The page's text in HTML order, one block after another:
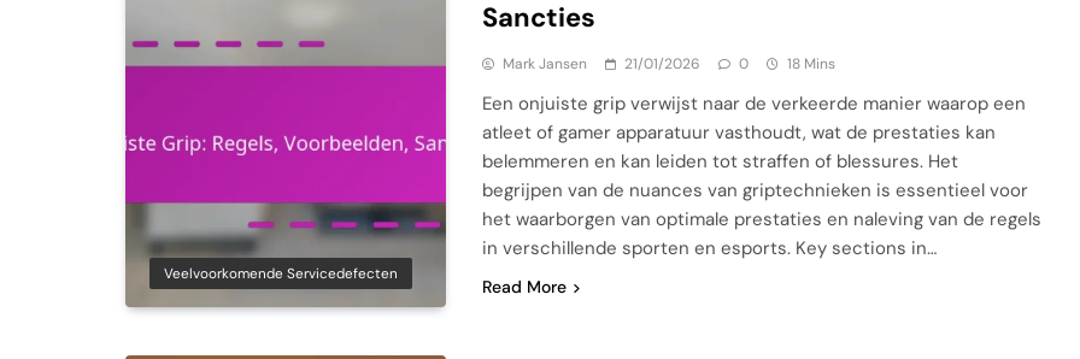
Veelvoorkomende Servicedefecten
Sancties
Mark Jansen 21/01/2026 0 18 Mins
Een onjuiste grip verwijst naar de verkeerde manier waarop een
atleet of gamer apparatuur vasthoudt, wat de prestaties kan
belemmeren en kan leiden tot straffen of blessures. Het
begrijpen van de nuances van griptechnieken is essentieel voor
het waarborgen van optimale prestaties en naleving van de regels
in verschillende sporten en esports. Key sections in…
Read More